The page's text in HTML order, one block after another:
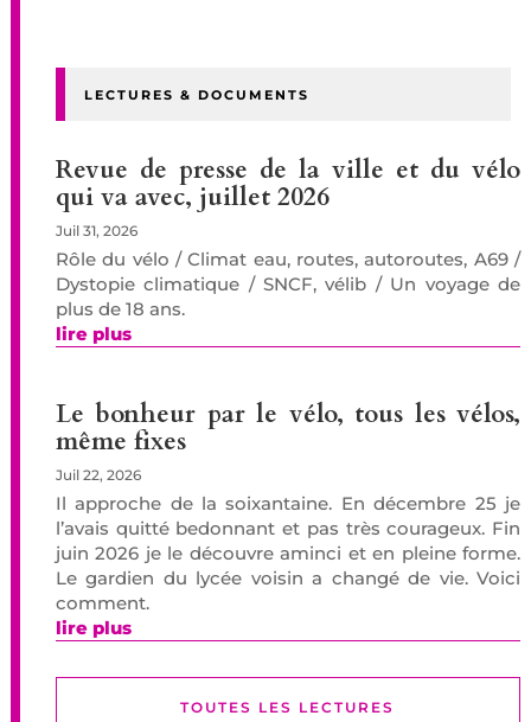
LECTURES & DOCUMENTS
Revue de presse de la ville et du vélo
qui va avec, juillet 2026
Juil 31, 2026
Rôle du vélo / Climat eau, routes, autoroutes, A69 /
Dystopie climatique / SNCF, vélib / Un voyage de
plus de 18 ans.
lire plus
Le bonheur par le vélo, tous les vélos,
même fixes
Juil 22, 2026
Il approche de la soixantaine. En décembre 25 je
l’avais quitté bedonnant et pas très courageux. Fin
juin 2026 je le découvre aminci et en pleine forme.
Le gardien du lycée voisin a changé de vie. Voici
comment.
lire plus
TOUTES LES LECTURES